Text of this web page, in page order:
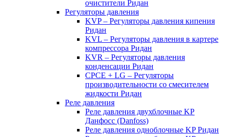
очистители Ридан
Регуляторы давления
KVP – Регуляторы давления кипения
Ридан
KVL – Регуляторы давления в картере
компрессора Ридан
KVR – Регуляторы давления
конденсации Ридан
CPCE + LG – Регуляторы
производительности со смесителем
жидкости Ридан
Реле давления
Реле давления двухблочные KP
Данфосс (Danfoss)
Реле давления одноблочные KP Ридан